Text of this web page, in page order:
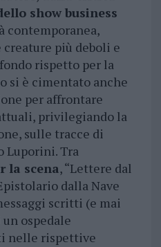
show business
contemporanea,
più deboli e
rispetto per la
si è cimentato anche
per affrontare
privilegiando la
sulle tracce di
Luporini. Tra
la scena, “Lettere dal
dalla Nave
scritti (e mai
ospedale
nelle rispettive